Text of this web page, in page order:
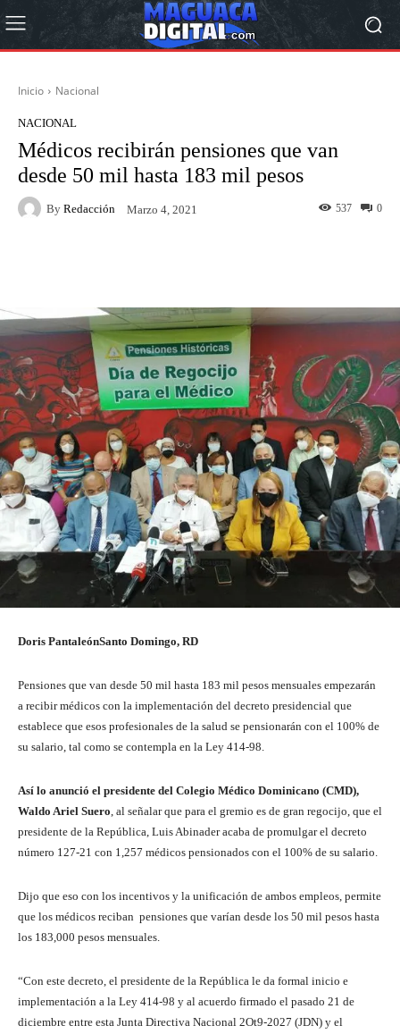
Inicio Nacional
NACIONAL
Médicos recibirán pensiones que van
desde 50 mil hasta 183 mil pesos
By Redacción Marzo 4, 2021 0
537
Doris PantaleónSanto Domingo, RD
Pensiones que van desde 50 mil hasta 183 mil pesos mensuales empezarán
a recibir médicos con la implementación del decreto presidencial que
establece que esos profesionales de la salud se pensionarán con el 100% de
su salario, tal como se contempla en la Ley 414-98.
Así lo anunció el presidente del Colegio Médico Dominicano (CMD),
Waldo Ariel Suero, al señalar que para el gremio es de gran regocijo, que el
presidente de la República, Luis Abinader acaba de promulgar el decreto
número 127-21 con 1,257 médicos pensionados con el 100% de su salario.
Dijo que eso con los incentivos y la unificación de ambos empleos, permite
que los médicos reciban pensiones que varían desde los 50 mil pesos hasta
los 183,000 pesos mensuales.
“Con este decreto, el presidente de la República le da formal inicio e
implementación a la Ley 414-98 y al acuerdo firmado el pasado 21 de
diciembre entre esta Junta Directiva Nacional 2Ot9-2027 (JDN) y el